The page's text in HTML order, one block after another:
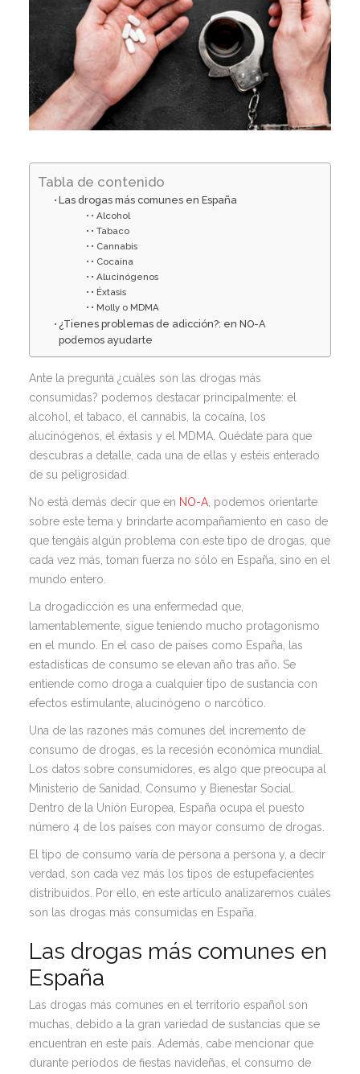
Tabla de contenido
Las drogas más comunes en España
• Alcohol
• Tabaco
• Cannabis
• Cocaína
• Alucinógenos
• Éxtasis
• Molly o MDMA
¿Tienes problemas de adicción?: en NO-A
podemos ayudarte
Ante la pregunta ¿cuáles son las drogas más
consumidas? podemos destacar principalmente: el
alcohol, el tabaco, el cannabis, la cocaína, los
alucinógenos, el éxtasis y el MDMA. Quédate para que
descubras a detalle, cada una de ellas y estéis enterado
de su peligrosidad.
No está demás decir que en NO-A, podemos orientarte
sobre este tema y brindarte acompañamiento en caso de
que tengáis algún problema con este tipo de drogas, que
cada vez más, toman fuerza no sólo en España, sino en el
mundo entero.
La drogadicción es una enfermedad que,
lamentablemente, sigue teniendo mucho protagonismo
en el mundo. En el caso de países como España, las
estadísticas de consumo se elevan año tras año. Se
entiende como droga a cualquier tipo de sustancia con
efectos estimulante, alucinógeno o narcótico.
Una de las razones más comunes del incremento de
consumo de drogas, es la recesión económica mundial.
Los datos sobre consumidores, es algo que preocupa al
Ministerio de Sanidad, Consumo y Bienestar Social.
Dentro de la Unión Europea, España ocupa el puesto
número 4 de los países con mayor consumo de drogas.
El tipo de consumo varía de persona a persona y, a decir
verdad, son cada vez más los tipos de estupefacientes
distribuidos. Por ello, en este artículo analizaremos cuáles
son las drogas más consumidas en España.
Las drogas más comunes en
España
Las drogas más comunes en el territorio español son
muchas, debido a la gran variedad de sustancias que se
encuentran en este país. Además, cabe mencionar que
durante períodos de fiestas navideñas, el consumo de